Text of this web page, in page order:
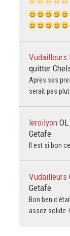
Vudailleurs
quitter
Apres ses
serait pas
leroilyon
Getafe
Il est si bon
Vudailleurs
Getafe
Bon ben
assez solide.